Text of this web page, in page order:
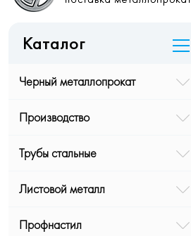
Каталог
Черный металлопрокат
Производство
Трубы стальные
Листовой металл
Профнастил